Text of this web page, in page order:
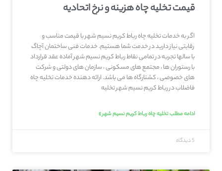
قیمت تخلیه چاه هزینه و نرخ اتحادیه
اگر به خدمات تخلیه چاه رباط کریم نسیم شهر با قیمت مناسب و
رقابتی نیاز دارید در خدمت شما هستیم. خدمات فنی ساختمان آچاگ
با سالها تجربه در تمامی نقاط رباط کریم نسیم شهر آماده عقد قرارداد
با رستوران ها ، مجتمع های مسکونی ، سازمان های دولتی و شرکت
های خصوصی ، کشتارگاه ها می باشد. ارائه دهنده خدمات تخلیه چاه
فاضلاب در رباط کریم نسیم شهر تخلیه
ادامه مطلب تخلیه چاه رباط کریم نسیم شهر »
5 دیدگاه